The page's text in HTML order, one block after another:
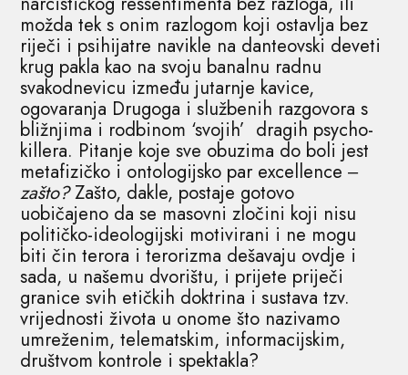
možda tek s onim razlogom koji ostavlja bez
riječi i psihijatre navikle na danteovski deveti
krug pakla kao na svoju banalnu radnu
svakodnevicu između jutarnje kavice,
ogovaranja Drugoga i službenih razgovora s
bližnjima i rodbinom ‘svojih’ dragih psycho-
killera. Pitanje koje sve obuzima do boli jest
metafizičko i ontologijsko par excellence ‒
zašto?Zašto, dakle, postaje gotovo
uobičajeno da se masovni zločini koji nisu
političko-ideologijski motivirani i ne mogu
biti čin terora i terorizma dešavaju ovdje i
sada, u našemu dvorištu, i prijete priječi
granice svih etičkih doktrina i sustava tzv.
vrijednosti života u onome što nazivamo
umreženim, telematskim, informacijskim,
društvom kontrole i spektakla?